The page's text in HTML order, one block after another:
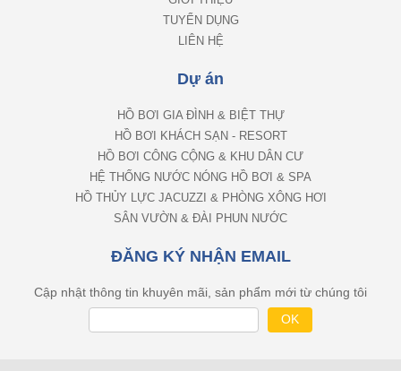
TUYỂN DỤNG
LIÊN HỆ
Dự án
HỒ BƠI GIA ĐÌNH & BIỆT THỰ
HỒ BƠI KHÁCH SẠN - RESORT
HỒ BƠI CÔNG CỘNG & KHU DÂN CƯ
HỆ THỐNG NƯỚC NÓNG HỒ BƠI & SPA
HỒ THỦY LỰC JACUZZI & PHÒNG XÔNG HƠI
SÂN VƯỜN & ĐÀI PHUN NƯỚC
ĐĂNG KÝ NHẬN EMAIL
Cập nhật thông tin khuyên mãi, sản phẩm mới từ chúng tôi